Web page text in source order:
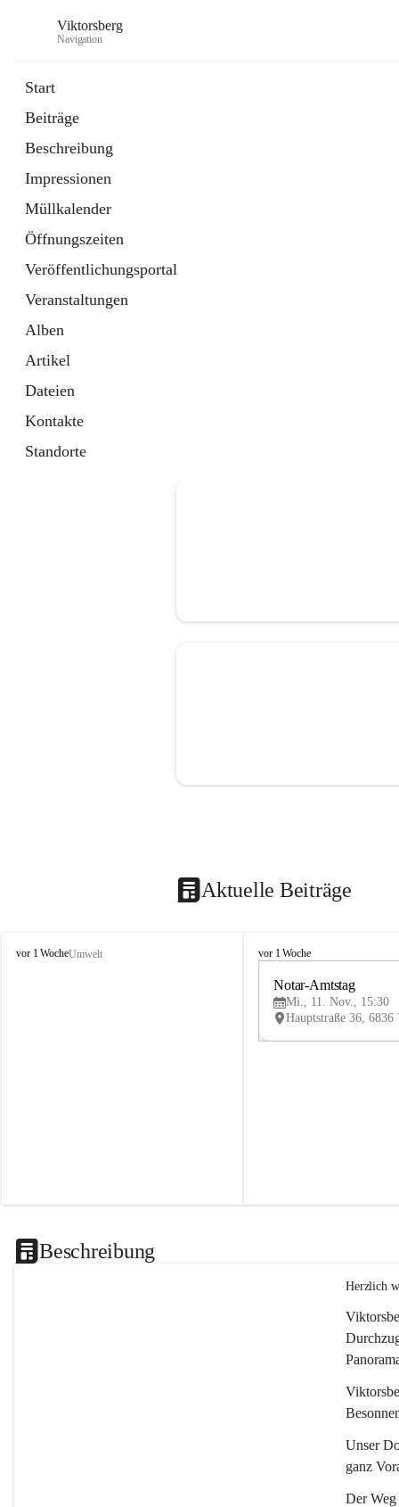
Viktorsberg
Navigation
Start
Beiträge
Beschreibung
Impressionen
Müllkalender
Öffnungszeiten
Veröffentlichungsportal
Veranstaltungen
Alben
Artikel
Dateien
Kontakte
Standorte
Aktuelle Beiträge
V
vor 1 WocheUmwelt
V
vor 1 Woche
Notar-Amtstag
Mi., 11. Nov., 15:30
Beschreibung
Herzlich
Unser
ganz
Der